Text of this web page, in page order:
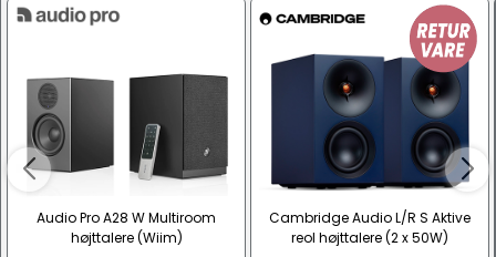
Audio Pro A28 W Multiroom
højttalere (Wiim)
Cambridge Audio L/R S Aktive
reol højttalere (2 x 50W)